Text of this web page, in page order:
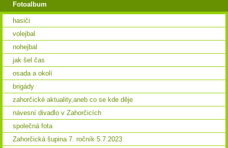
Fotoalbum
hasiči
volejbal
nohejbal
jak šel čas
osada a okolí
brigády
zahorčické aktuality,aneb co se kde děje
návesní divadlo v Zahorčicích
společná fota
Zahorčická šupina 7. ročník 5.7.2023